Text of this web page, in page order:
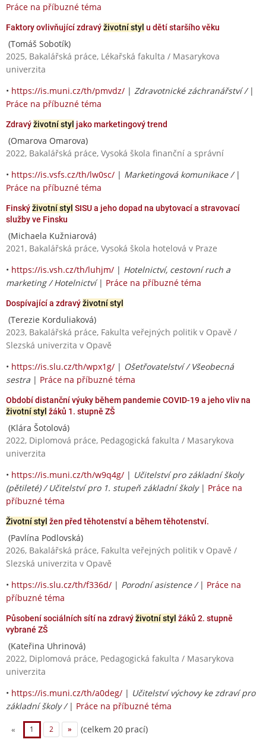
Práce na příbuzné téma
Faktory ovlivňující zdravýživotní styl u dětí staršího věku
(Tomáš Sobotík)
2025, Bakalářská práce, Lékařská fakulta / Masarykova
univerzita
• https://is.muni.cz/th/pmvdz/ | Zdravotnické záchranářství / |
Práce na příbuzné téma
Zdravýživotní styl jako marketingový trend
(Omarova Omarova)
2022, Bakalářská práce, Vysoká škola finanční a správní
• https://is.vsfs.cz/th/lw0sc/ | Marketingová komunikace / |
Práce na příbuzné téma
Finskýživotní styl SISU a jeho dopad na ubytovací a stravovací
služby ve Finsku
(Michaela Kužniarová)
2021, Bakalářská práce, Vysoká škola hotelová v Praze
• https://is.vsh.cz/th/luhjm/ | Hotelnictví, cestovní ruch a
marketing / Hotelnictví| Práce na příbuzné téma
Dospívající a zdravýživotní styl
(Terezie Korduliaková)
2023, Bakalářská práce, Fakulta veřejných politik v Opavě /
Slezská univerzita v Opavě
• https://is.slu.cz/th/wpx1g/ | Ošetřovatelství / Všeobecná
sestra | Práce na příbuzné téma
Období distanční výuky během pandemie COVID-19 a jeho vliv na
životní styl žáků 1. stupně ZŠ
(Klára Šotolová)
2022, Diplomová práce, Pedagogická fakulta / Masarykova
univerzita
• https://is.muni.cz/th/w9q4g/ | Učitelství pro základní školy
(pětileté) / Učitelství pro 1. stupeň základní školy| Práce na
příbuzné téma
Životní styl žen před těhotenství a během těhotenství.
(Pavlína Podlovská)
2026, Bakalářská práce, Fakulta veřejných politik v Opavě /
Slezská univerzita v Opavě
• https://is.slu.cz/th/f336d/ | Porodní asistence / | Práce na
příbuzné téma
Působení sociálních sítí na zdravýživotní styl žáků 2. stupně
vybrané ZŠ
(Kateřina Uhrinová)
2022, Diplomová práce, Pedagogická fakulta / Masarykova
univerzita
• https://is.muni.cz/th/a0deg/ | Učitelství výchovy ke zdraví pro
základní školy / | Práce na příbuzné téma
« 1 2 » (celkem 20 prací)